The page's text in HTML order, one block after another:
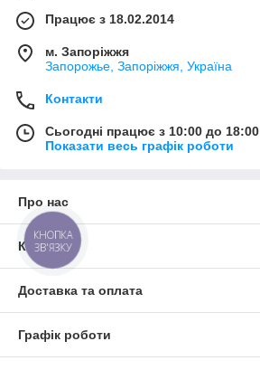
Працює з 18.02.2014
м. Запоріжжя
Запорожье, Запоріжжя, Україна
Контакти
Сьогодні працює з 10:00 до 18:00
Показати весь графік роботи
Про нас
Контакти
Доставка та оплата
Графік роботи
КНОПКА
ЗВ'ЯЗКУ